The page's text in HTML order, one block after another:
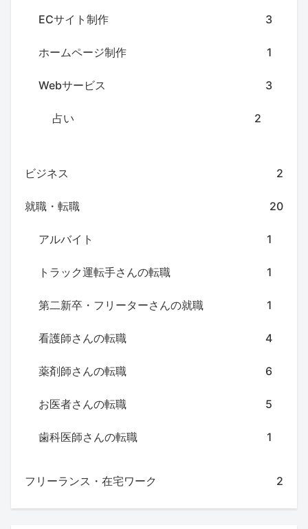
ECサイト制作 3
ホームページ制作 1
Webサービス 3
占い 2
ビジネス 2
就職・転職 20
アルバイト 1
トラック運転手さんの転職 1
第二新卒・フリーターさんの就職 1
看護師さんの転職 4
薬剤師さんの転職 6
お医者さんの転職 5
歯科医師さんの転職 1
フリーランス・在宅ワーク 2